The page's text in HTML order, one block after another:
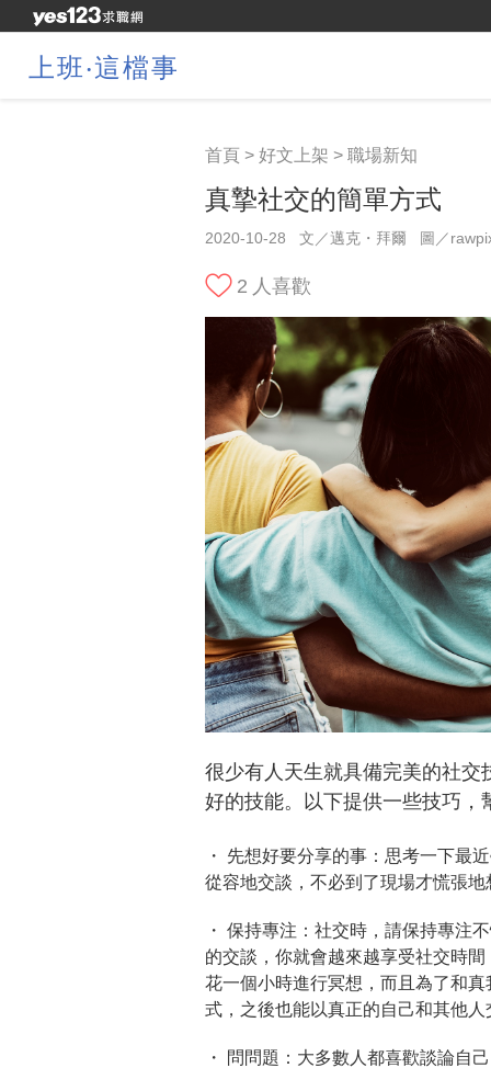
上班‧這檔事
首頁 > 好文上架 > 職場新知
真摯社交的簡單方式
2020-10-28 文／邁克・拜爾 圖／
2 人喜歡
很少有人天生就具備完美的社
好的技能。以下提供一些技巧
・ 先想好要分享的事： 思考一下最
從容地交談，不必到了現場才慌張
・ 保持專注： 社交時，請保持專注
的交談，你就會越來越享受社交時
花一個小時進行冥想，而且為了和
式，之後也能以真正的自己和其他人
・ 問問題： 大多數人都喜歡談論自